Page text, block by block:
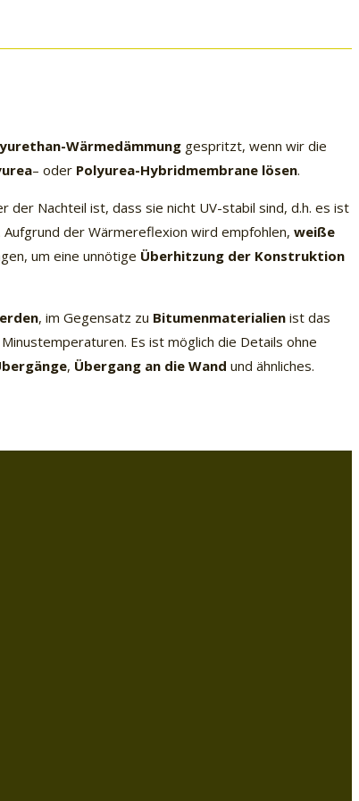
Wärmedämmunggespritzt, wenn wir die
– oderPolyurea-Hybridmembrane lösen.
der Nachteil ist, dass sie nicht UV-stabil sind, d.h. es ist
Aufgrund der Wärmereflexion wird empfohlen, weiße
um eine unnötige Überhitzung der Konstruktion
, im Gegensatz zu Bitumenmaterialien ist das
Es ist möglich die Details ohne
, Übergang an die Wand und ähnliches.